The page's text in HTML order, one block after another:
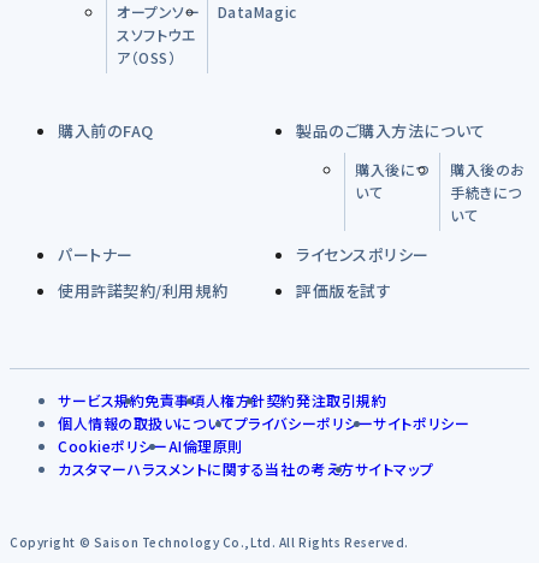
オープンソー
スソフトウエ
ア（OSS）
DataMagic
購入前のFAQ 製品のご購入方法について
購入後につ
いて
購入後のお
手続きにつ
いて
パートナー
ライセンスポリシー
使用許諾契約/利用規約
評価版を試す
サービス規約免責事項人権方針契約発注取引規約
個人情報の取扱いについてプライバシーポリシーサイトポリシー
CookieポリシーAI倫理原則
カスタマーハラスメントに関する当社の考え方サイトマップ
Copyright © Saison Technology Co.,Ltd. All Rights Reserved.